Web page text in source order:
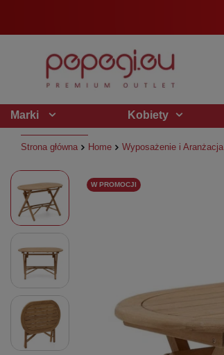
Marki Kobiety
Strona główna Home Wyposażenie i Aranżacja
W PROMOCJI